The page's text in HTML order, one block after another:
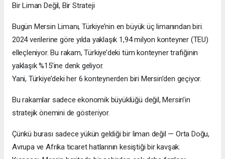
Bir Liman Değil, Bir Strateji
Bugün Mersin Limanı, Türkiye’nin en büyük üç limanından biri.
2024 verilerine göre yılda yaklaşık 1,94 milyon konteyner (TEU)
elleçleniyor. Bu rakam, Türkiye’deki tüm konteyner trafiğinin
yaklaşık %15’ine denk geliyor.
Yani, Türkiye’deki her 6 konteynerden biri Mersin’den geçiyor.
Bu rakamlar sadece ekonomik büyüklüğü değil, Mersin’in
stratejik önemini de gösteriyor.
Çünkü burası sadece yükün geldiği bir liman değil — Orta Doğu,
Avrupa ve Afrika ticaret hatlarının kesiştiği bir kavşak.